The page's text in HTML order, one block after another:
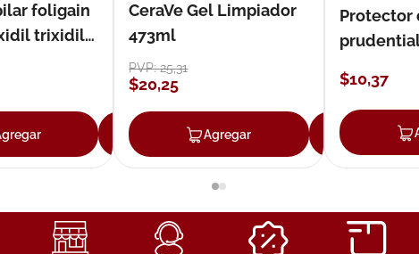
foligain
trixidil
Agregar
CeraVe Gel Limpiador
473ml
PVP:25,31
$20,25
Agregar
Protector
$10,37